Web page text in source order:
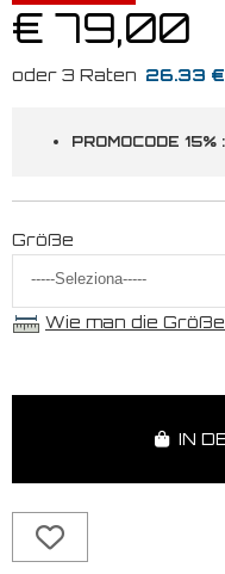
€ 79,00
26.33 €
PROMOCODE 15% :
Größe
Wie man die
IN